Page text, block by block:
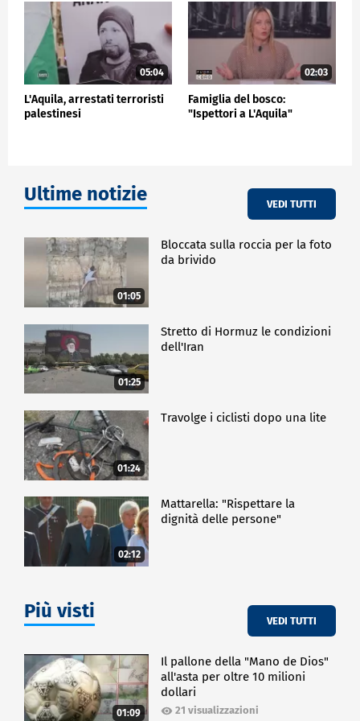
CRONACA
05:04
L'Aquila, arrestati terroristi
palestinesi
02:03
Famiglia del bosco:
"Ispettori a L'Aquila"
Ultime notizie VEDI TUTTI
01:05
Bloccata sulla roccia per la foto
da brivido
01:25
Stretto di Hormuz le condizioni
dell'Iran
01:24
Travolge i ciclisti dopo una lite
02:12
Mattarella: "Rispettare la
dignità delle persone"
Più visti VEDI TUTTI
01:09
Il pallone della "Mano de Dios"
all'asta per oltre 10 milioni
dollari
21 visualizzazioni